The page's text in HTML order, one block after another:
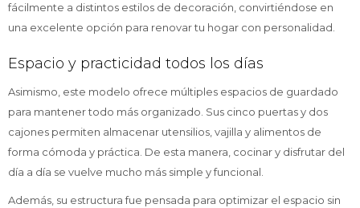
fácilmente a distintos estilos de decoración, convirtiéndose en
una excelente opción para renovar tu hogar con personalidad.
Espacio y practicidad todos los días
Asimismo, este modelo ofrece múltiples espacios de guardado
para mantener todo más organizado. Sus cinco puertas y dos
cajones permiten almacenar utensilios, vajilla y alimentos de
forma cómoda y práctica. De esta manera, cocinar y disfrutar del
día a día se vuelve mucho más simple y funcional.
Además, su estructura fue pensada para optimizar el espacio sin